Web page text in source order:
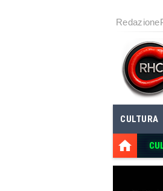
Redazione
CULTURA